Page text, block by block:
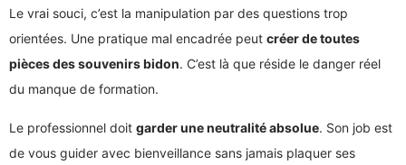
Le vrai souci, c’est la manipulation par des questions trop
orientées. Une pratique mal encadrée peut créer de toutes
pièces des souvenirs bidon. C’est là que réside le danger réel
du manque de formation.
Le professionnel doit garder une neutralité absolue. Son job est
de vous guider avec bienveillance sans jamais plaquer ses